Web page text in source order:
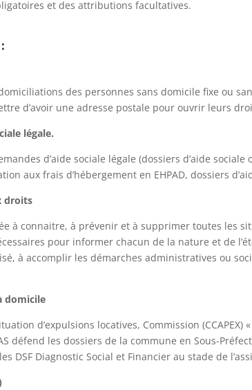
et des attributions facultatives.
des personnes sans domicile fixe ou
d’avoir une adresse postale pour ouvrir leurs
légale.
d’aide sociale légale (dossiers d’aide
aux frais d’hébergement en EHPAD, dossiers
droits
à connaitre, à prévenir et à supprimer toutes les
pour informer chacun de la nature et de
à accomplir les démarches administratives ou
domicile
d’expulsions locatives, Commission
défend les dossiers de la commune en Sous-
DSF Diagnostic Social et Financier au stade de